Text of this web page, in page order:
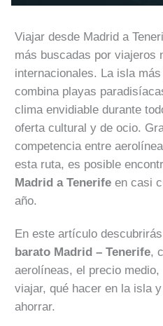
Viajar desde Madrid a
más buscadas por viajeros
internacionales. La isla
combina playas
clima envidiable durante
oferta cultural y de ocio.
competencia entre
esta ruta, es posible
Madrid a Tenerife en casi
año.
En este artículo
barato Madrid – Tenerife,
aerolíneas, el precio
viajar, qué hacer en la isla
ahorrar.